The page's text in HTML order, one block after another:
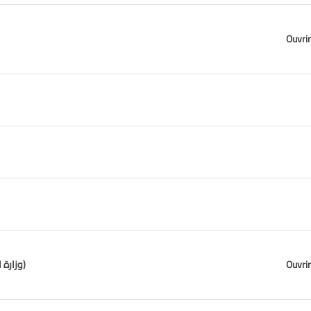
Ouvrir
Municipalité de Antelias - Naqqach (وزارة الداخلية والبلديات) Ouvrir